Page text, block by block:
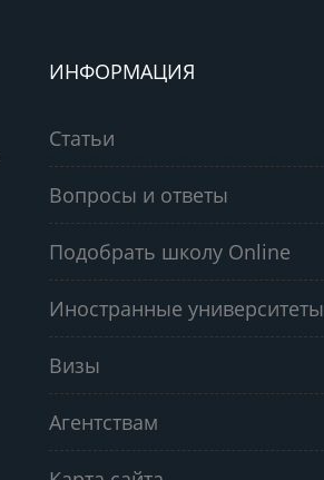
ИНФОРМАЦИЯ
Статьи
Вопросы и ответы
Подобрать школу Online
Иностранные университеты
Визы
Агентствам